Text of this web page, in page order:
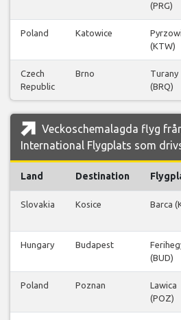
(PRG)
Poland Katowice
(KTW)
Czech
Republic
Brno
Turany
(BRQ)
Veckoschemalagda flyg
International Flygplats som
Land Destination
Slovakia Kosice Barca
Hungary Budapest
(BUD)
Poland Poznan
Lawica
(POZ)